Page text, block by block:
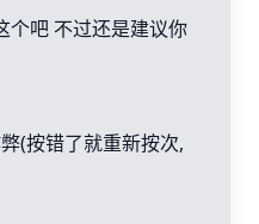
个吧 不过还是建议你
(按错了就重新按次,